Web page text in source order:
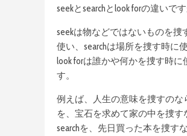
seekとsearchとlook forの違いです
seekは物などではないものを捜
使い、searchは場所を捜す時に使
look forは誰かや何かを捜す時に
す。
例えば、人生の意味を捜すのな
を、宝石を求めて家の中を捜す
searchを、先日買った本を捜す